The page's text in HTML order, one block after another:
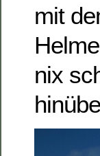
mit
nix